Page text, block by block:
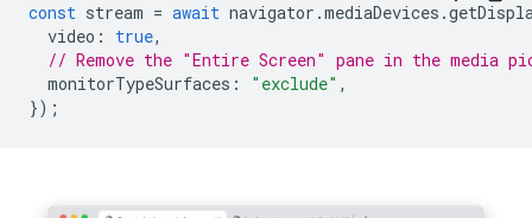
const stream = await navigator .mediaDevices .
video : true,
// Remove the "Entire Screen" pane in the media
monitorTypeSurfaces : "exclude" ,
});